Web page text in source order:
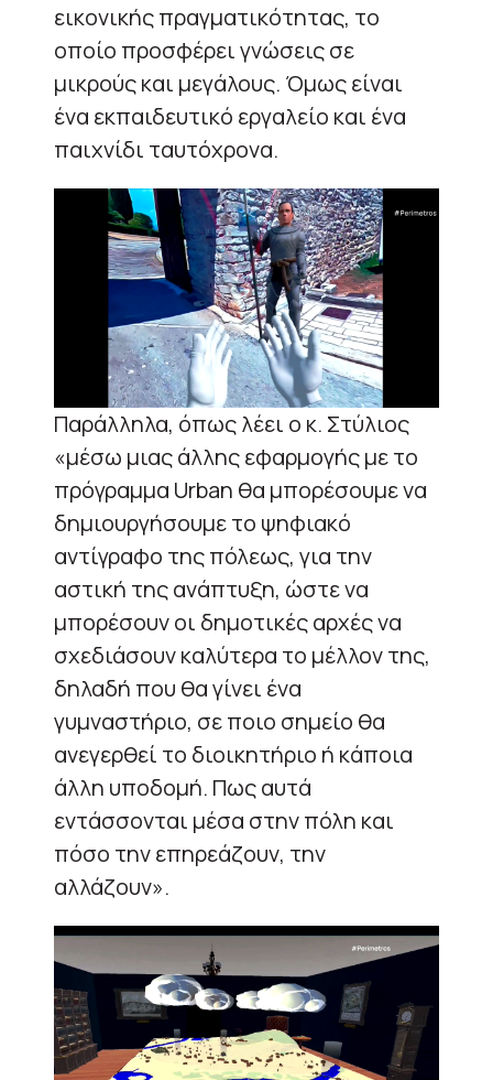
εικονικής πραγματικότητας, το
οποίο προσφέρει γνώσεις σε
μικρούς και μεγάλους. Όμως είναι
ένα εκπαιδευτικό εργαλείο και ένα
παιχνίδι ταυτόχρονα.
Παράλληλα, όπως λέει ο κ. Στύλιος
«μέσω μιας άλλης εφαρμογής με το
πρόγραμμα Urban θα μπορέσουμε να
δημιουργήσουμε το ψηφιακό
αντίγραφο της πόλεως, για την
αστική της ανάπτυξη, ώστε να
μπορέσουν οι δημοτικές αρχές να
σχεδιάσουν καλύτερα το μέλλον της,
δηλαδή που θα γίνει ένα
γυμναστήριο, σε ποιο σημείο θα
ανεγερθεί το διοικητήριο ή κάποια
άλλη υποδομή. Πως αυτά
εντάσσονται μέσα στην πόλη και
πόσο την επηρεάζουν, την
αλλάζουν».